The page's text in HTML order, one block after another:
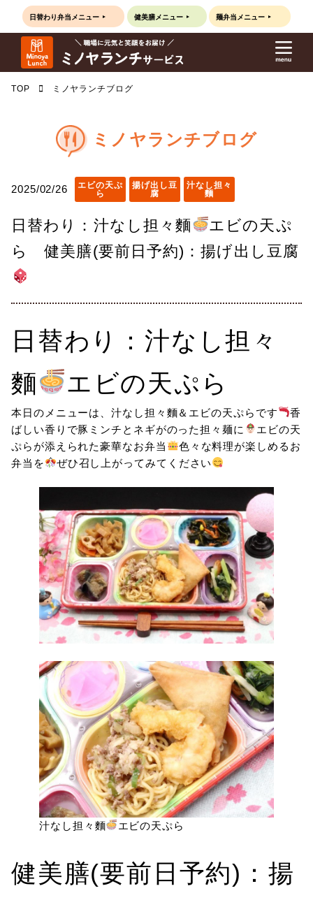
日替わり弁当 メニュー 健美膳メニュー 麺弁当 メニュー
TOP ミノヤランチブログ
ミノヤランチブログ
2025/02/26
エビの天ぷ
ら
揚げ出し豆
腐
汁なし担々
麵
日替わり：汁なし担々麵
エビの天ぷ
ら 健美膳(要前日予約)：揚げ出し豆腐
日替わり：汁なし担々
麵
エビの天ぷら
本日のメニューは、汁なし担々麵＆エビの天ぷらです
香
ばしい香りで豚ミンチとネギがのった担々麺に
エビの天
ぷらが添えられた豪華なお弁当
色々な料理が楽しめるお
弁当を
ぜひ召し上がってみてください
汁なし担々麵 エビの天ぷら
健美膳(要前日予約)：揚